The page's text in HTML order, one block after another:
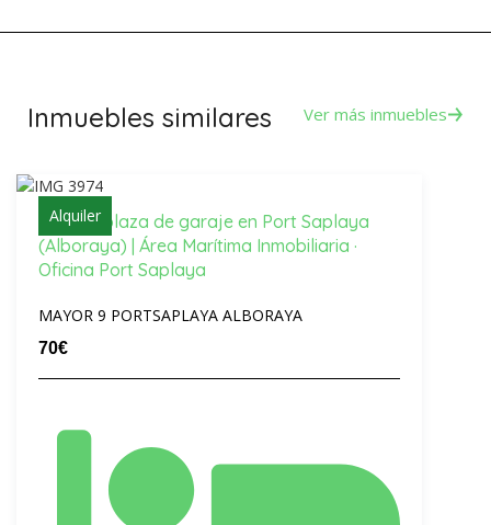
Inmuebles similares Ver más inmuebles
Alquiler
Alquiler plaza de garaje en Port Saplaya
(Alboraya) | Área Marítima Inmobiliaria ·
Oficina Port Saplaya
MAYOR 9 PORTSAPLAYA ALBORAYA
70€